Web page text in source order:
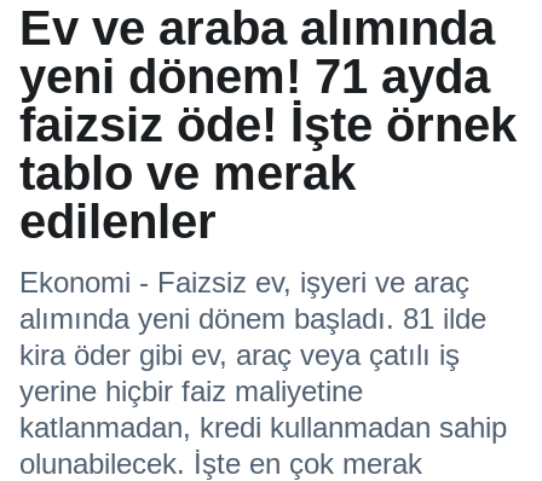
Ev ve araba alımında
yeni dönem! 71 ayda
faizsiz öde! İşte örnek
tablo ve merak
edilenler
Ekonomi - Faizsiz ev, işyeri ve araç
alımında yeni dönem başladı. 81 ilde
kira öder gibi ev, araç veya çatılı iş
yerine hiçbir faiz maliyetine
katlanmadan, kredi kullanmadan sahip
olunabilecek. İşte en çok merak